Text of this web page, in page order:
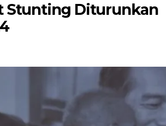
Stunting Diturunkan